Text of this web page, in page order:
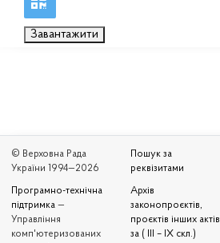
Завантажити
© Верховна Рада
України 1994—2026
Програмно-технічна
підтримка —
Управління
комп'ютеризованих
Пошук за
реквізитами
Архів
законопроєктів,
проєктів інших актів
за ( III – IX скл.)